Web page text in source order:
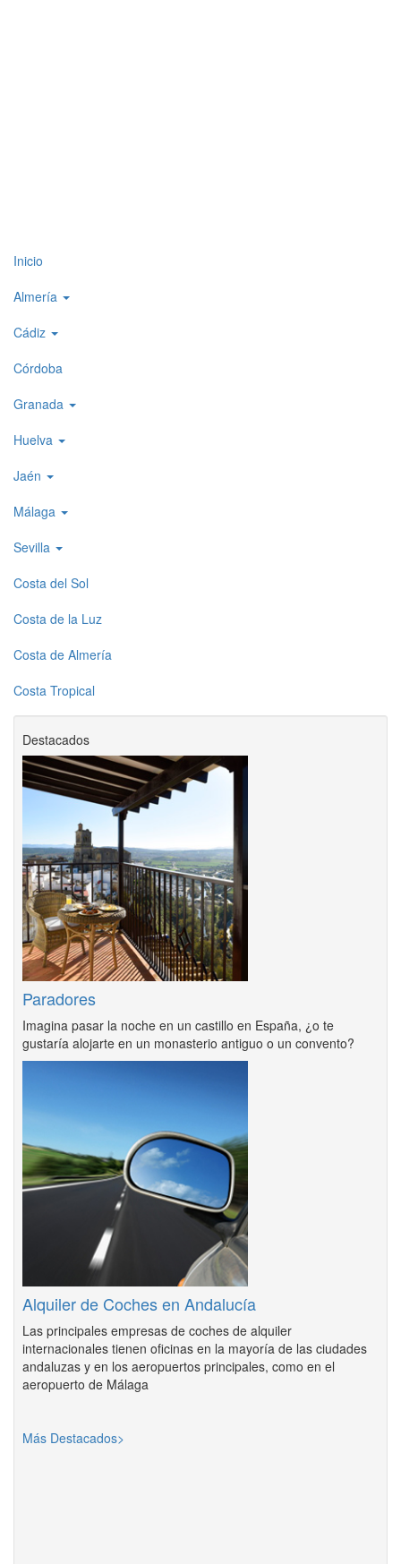
Top
level
1
Inicio
Almería
Cádiz
Córdoba
Granada
Huelva
Jaén
Málaga
Sevilla
Costa del Sol
Costa de la Luz
Costa de Almería
Costa Tropical
Destacados
Paradores
Imagina pasar la noche en un castillo en España, ¿o te
gustaría alojarte en un monasterio antiguo o un convento?
Alquiler de Coches en Andalucía
Las principales empresas de coches de alquiler
internacionales tienen oficinas en la mayoría de las ciudades
andaluzas y en los aeropuertos principales, como en el
aeropuerto de Málaga
Más Destacados>